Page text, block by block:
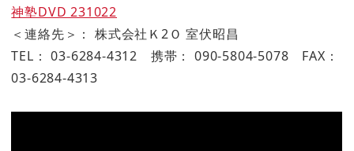
神塾DVD 231022
＜連絡先＞： 株式会社Ｋ2Ｏ 室伏昭昌
TEL： 03-6284-4312 携帯： 090-5804-5078 FAX：
03-6284-4313